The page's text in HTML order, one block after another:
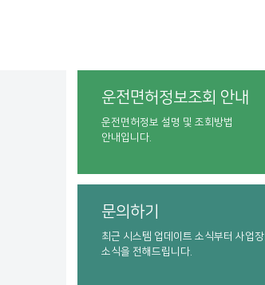
운전면허정보조회 안내
운전면허정보 설명 및 조회방법
안내입니다.
문의하기
최근 시스템 업데이트 소식부터 사업장
소식을 전해드립니다.